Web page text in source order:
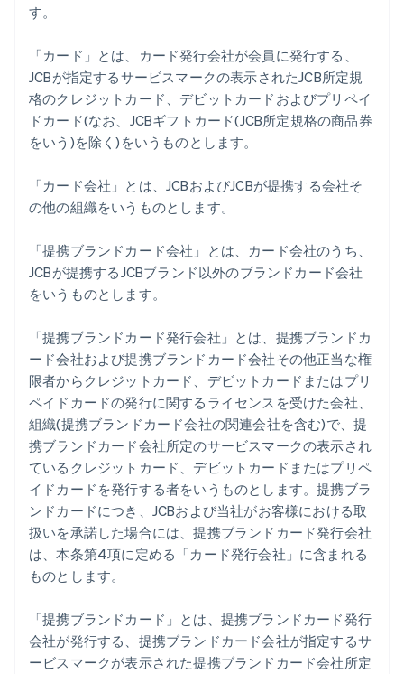
す。
「カード」とは、カード発行会社が会員に発行する、
JCBが指定するサービスマークの表示されたJCB所定規
格のクレジットカード、デビットカードおよびプリペイ
ドカード(なお、JCBギフトカード(JCB所定規格の商品券
をいう)を除く)をいうものとします。
「カード会社」とは、JCBおよびJCBが提携する会社そ
の他の組織をいうものとします。
「提携ブランドカード会社」とは、カード会社のうち、
JCBが提携するJCBブランド以外のブランドカード会社
をいうものとします。
「提携ブランドカード発行会社」とは、提携ブランドカ
ード会社および提携ブランドカード会社その他正当な権
限者からクレジットカード、デビットカードまたはプリ
ペイドカードの発行に関するライセンスを受けた会社、
組織(提携ブランドカード会社の関連会社を含む)で、提
携ブランドカード会社所定のサービスマークの表示され
ているクレジットカード、デビットカードまたはプリペ
イドカードを発行する者をいうものとします。提携ブラ
ンドカードにつき、JCBおよび当社がお客様における取
扱いを承諾した場合には、提携ブランドカード発行会社
は、本条第4項に定める「カード発行会社」に含まれる
ものとします。
「提携ブランドカード」とは、提携ブランドカード発行
会社が発行する、提携ブランドカード会社が指定するサ
ービスマークが表示された提携ブランドカード会社所定